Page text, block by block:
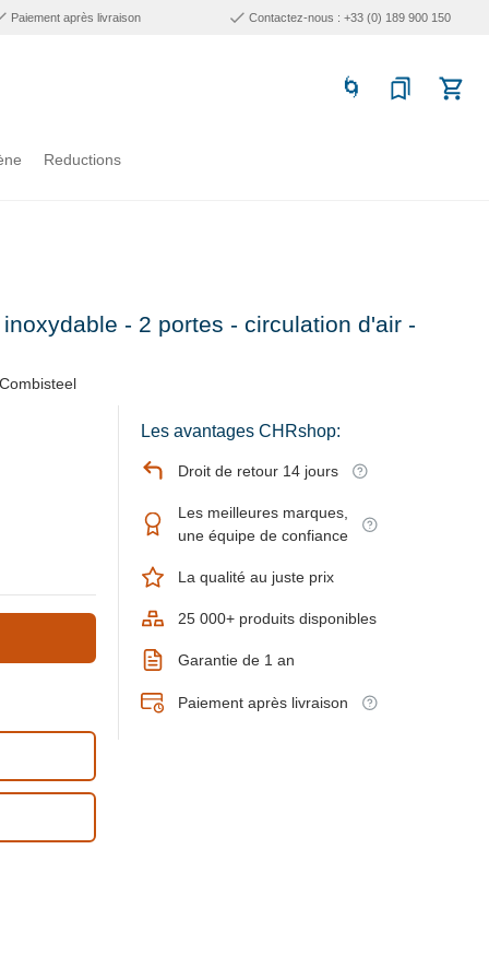
Paiement après livraison Contactez-nous : +33 (0) 189 900 150
Reductions
- 2 portes - circulation d'air -
Les avantages CHRshop:
Droit de retour 14 jours
Les meilleures marques,
une équipe de confiance
La qualité au juste prix
25 000+ produits disponibles
Garantie de 1 an
Paiement après livraison